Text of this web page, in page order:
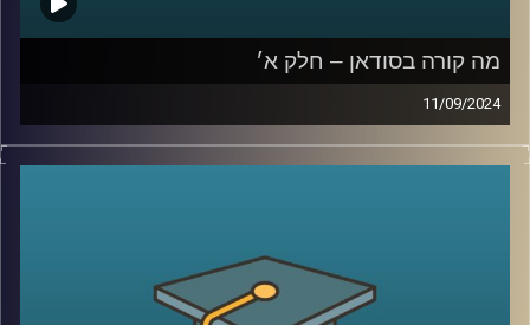
מה קורה בסודאן – חלק א׳
11/09/2024
אחרי שנים של מלחמות פנימיות עקובות מדם בסודאן, ועם
נפילתו של הדיקטטור קולונל עומר אל בשיר, ששלט במדינה
הבכירים יוביל אותה בדרכה החדשה, הציתה שוב קרבות קשים
שקורעים את המדינה המפולגת מבפנים
אז למה כולם לאחרונה מדברים על סודאן ואיך זה קשור